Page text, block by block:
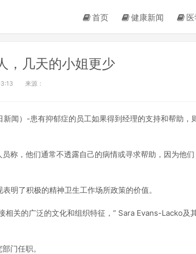
首页 健康新闻
，几天的小姐更少
来源：
闻）-患有抑郁症的员工如果得到经理的支持和帮助，
称，他们通常不透露自己的病情或寻求帮助，因为他们
明了积极的精神卫生工作场所政策的价值。
相关的广泛的文化和组织特征，” Sara Evans-Lacko及
门任职。